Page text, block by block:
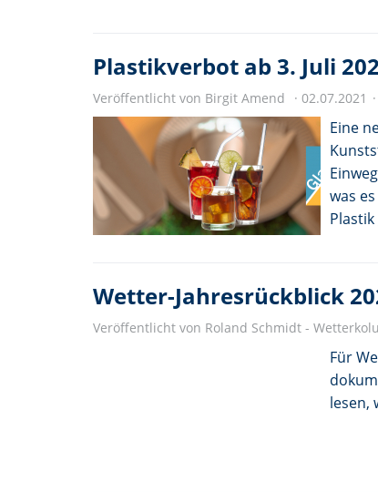
Plastikverbot ab 3. Juli
Veröffentlicht von Birgit Amend 02.07.2021
Eine
was
Wetter-Jahresrückblick
Veröffentlicht von Roland Schmidt -
Für
lesen,